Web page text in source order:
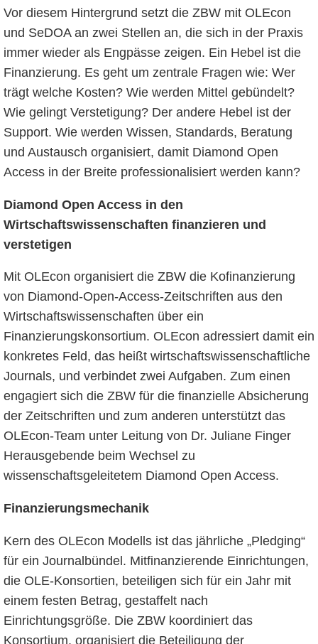
Vor diesem Hintergrund setzt die ZBW mit OLEcon
und SeDOA an zwei Stellen an, die sich in der Praxis
immer wieder als Engpässe zeigen. Ein Hebel ist die
Finanzierung. Es geht um zentrale Fragen wie: Wer
trägt welche Kosten? Wie werden Mittel gebündelt?
Wie gelingt Verstetigung? Der andere Hebel ist der
Support. Wie werden Wissen, Standards, Beratung
und Austausch organisiert, damit Diamond Open
Access in der Breite professionalisiert werden kann?
Diamond Open Access in den
Wirtschaftswissenschaften finanzieren und
verstetigen
Mit OLEcon organisiert die ZBW die Kofinanzierung
von Diamond-Open-Access-Zeitschriften aus den
Wirtschaftswissenschaften über ein
Finanzierungskonsortium. OLEcon adressiert damit ein
konkretes Feld, das heißt wirtschaftswissenschaftliche
Journals, und verbindet zwei Aufgaben. Zum einen
engagiert sich die ZBW für die finanzielle Absicherung
der Zeitschriften und zum anderen unterstützt das
OLEcon-Team unter Leitung von Dr. Juliane Finger
Herausgebende beim Wechsel zu
wissenschaftsgeleitetem Diamond Open Access.
Finanzierungsmechanik
Kern des OLEcon Modells ist das jährliche „Pledging“
für ein Journalbündel. Mitfinanzierende Einrichtungen,
die OLE-Konsortien, beteiligen sich für ein Jahr mit
einem festen Betrag, gestaffelt nach
Einrichtungsgröße. Die ZBW koordiniert das
Konsortium, organisiert die Beteiligung der